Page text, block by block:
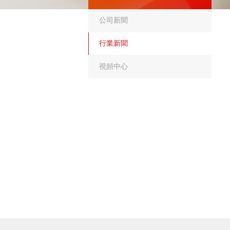
公司新聞
行業新聞
視頻中心